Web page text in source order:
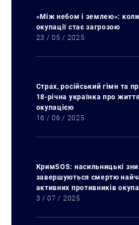
Искать:
«Між небом і землею»:
окупації стає загрозою
23 / 05 / 2025
Страх, російський гімн та
18-річна українка про
окупацією
16 / 06 / 2025
КримSOS: насильницькі
завершуються смертю
активних противників
3 / 07 / 2025